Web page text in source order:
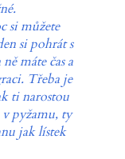
si můžete
si pohrát s
máte čas a
Třeba je
ti narostou
pyžamu, ty
jak lístek